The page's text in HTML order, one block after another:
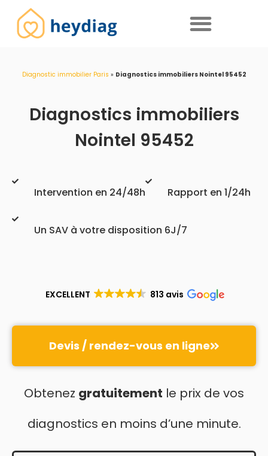
Diagnostic immobilier Paris » Diagnostics immobiliers Nointel 95452
Diagnostics immobiliers
Nointel 95452
Intervention en 24/48h Rapport en 1/24h
Un SAV à votre disposition 6J/7
EXCELLENT 813 avis
Devis / rendez-vous en ligne
Obtenez gratuitement le prix de vos
diagnostics en moins d’une minute.